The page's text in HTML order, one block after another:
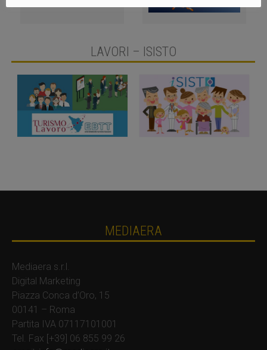
LAVORI – ISISTO
MEDIAERA
Mediaera s.r.l.
Digital Marketing
Piazza Conca d’Oro, 15
00141 – Roma
Partita IVA 07117101001
Tel. Fax [+39] 06 855 99 26